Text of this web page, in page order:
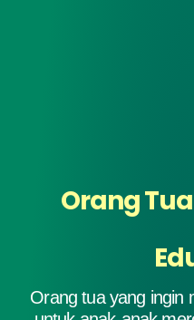
Orang
Orang tua yang ingin